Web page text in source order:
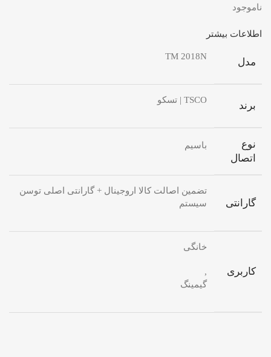
ناموجود
اطلاعات بیشتر
مدل TM 2018N
برند TSCO | تسکو
نوع
اتصال
باسیم
گارانتی
تضمین اصالت کالا اروجینال + گارانتی اصلی توسن
سیستم
کاربری
خانگی
,
گیمینگ